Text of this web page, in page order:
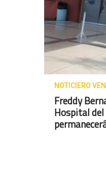
NOTICIERO
Freddy
Hospital del